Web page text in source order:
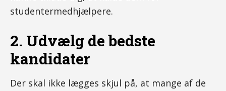
studentermedhjælpere.
2. Udvælg de bedste
kandidater
Der skal ikke lægges skjul på, at mange af de